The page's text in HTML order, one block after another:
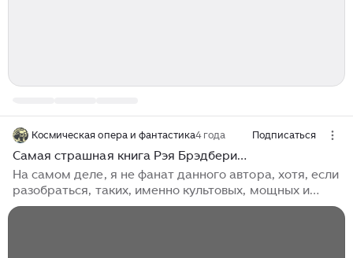
Космическая опера и фантастика4 года Подписаться
Самая страшная книга Рэя Брэдбери…
На самом деле, я не фанат данного автора, хотя, если
разобраться, таких, именно культовых, мощных и
шикарных произведений у него очень и очень много.